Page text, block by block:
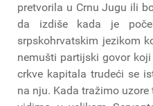
pretvorila u Crnu Jugu ili
da izdiše kada je
srpskohrvatskim jezikom
nemušti partijski govor
crkve kapitala trudeći se
na nju. Kada tražimo